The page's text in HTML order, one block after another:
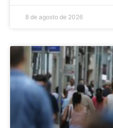
8 de agosto de 2026